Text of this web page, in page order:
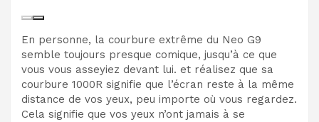
En personne, la courbure extrême du Neo G9
semble toujours presque comique, jusqu’à ce que
vous vous asseyiez devant lui. et réalisez que sa
courbure 1000R signifie que l’écran reste à la même
distance de vos yeux, peu importe où vous regardez.
Cela signifie que vos yeux n’ont jamais à se